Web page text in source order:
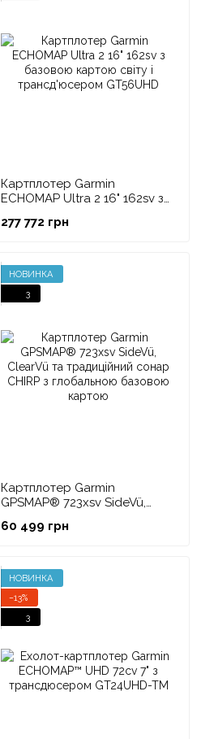
Картплотер Garmin
ECHOMAP Ultra 2 16" 162sv з
трансд'юсером GT56UHD
277 772 грн
НОВИНКА
3
Картплотер Garmin
GPSMAP® 723xsv SideVü,
сонар CHIRP з глобальною
60 499 грн
НОВИНКА
−13%
3